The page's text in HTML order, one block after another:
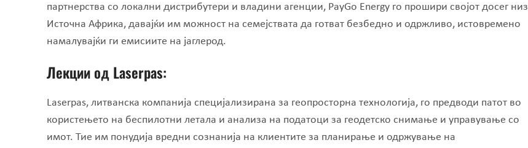
партнерства со локални дистрибутери и владини агенции, PayGo Energy го прошири својот досег низ
Источна Африка, давајќи им можност на семејствата да готват безбедно и одржливо, истовремено
намалувајќи ги емисиите на јаглерод.
Лекции од Laserpas:
Laserpas, литванска компанија специјализирана за геопросторна технологија, го предводи патот во
користењето на беспилотни летала и анализа на податоци за геодетско снимање и управување со
имот. Тие им понудија вредни сознанија на клиентите за планирање и одржување на